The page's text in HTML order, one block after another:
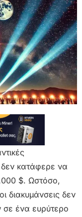
δεν κατάφερε να
$. Ωστόσο,
διακυμάνσεις δεν
σε ένα ευρύτερο